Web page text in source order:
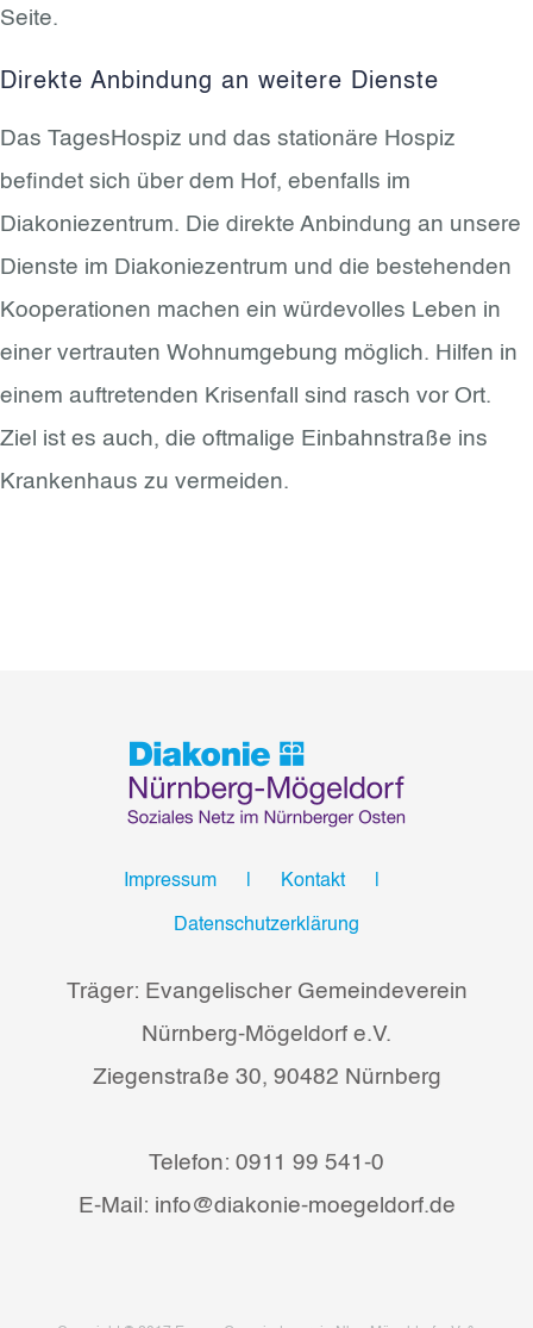
Seite.
Direkte Anbindung an weitere Dienste
Das TagesHospiz und das stationäre Hospiz
befindet sich über dem Hof, ebenfalls im
Diakoniezentrum. Die direkte Anbindung an unsere
Dienste im Diakoniezentrum und die bestehenden
Kooperationen machen ein würdevolles Leben in
einer vertrauten Wohnumgebung möglich. Hilfen in
einem auftretenden Krisenfall sind rasch vor Ort.
Ziel ist es auch, die oftmalige Einbahnstraße ins
Krankenhaus zu vermeiden.
Impressum Kontakt
Datenschutzerklärung
Träger: Evangelischer Gemeindeverein
Nürnberg-Mögeldorf e.V.
Ziegenstraße 30, 90482 Nürnberg
Telefon: 0911 99 541-0
E-Mail: info@diakonie-moegeldorf.de